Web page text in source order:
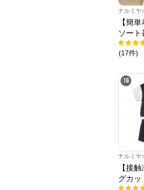
ナルミヤ
【簡
ソート
(17件)
16
ナルミヤ
【接
グカッ